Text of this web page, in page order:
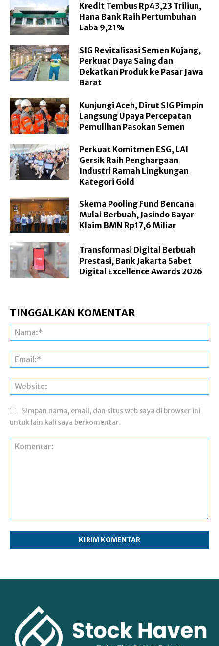
Kredit Tembus Rp43,23 Triliun,
Hana Bank Raih Pertumbuhan
Laba 9,21%
SIG Revitalisasi Semen Kujang,
Perkuat Daya Saing dan
Dekatkan Produk ke Pasar Jawa
Barat
Kunjungi Aceh, Dirut SIG Pimpin
Langsung Upaya Percepatan
Pemulihan Pasokan Semen
Perkuat Komitmen ESG, LAI
Gersik Raih Penghargaan
Industri Ramah Lingkungan
Kategori Gold
Skema Pooling Fund Bencana
Mulai Berbuah, Jasindo Bayar
Klaim BMN Rp17,6 Miliar
Transformasi Digital Berbuah
Prestasi, Bank Jakarta Sabet
Digital Excellence Awards 2026
TINGGALKAN KOMENTAR
Simpan nama, email, dan situs web saya di browser ini
untuk lain kali saya berkomentar.